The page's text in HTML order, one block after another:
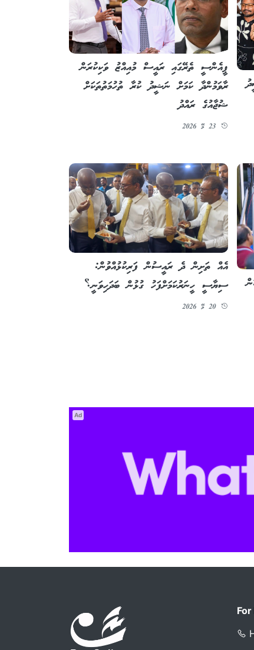
ޕީއެންސީ ތެރޭގައި ރައީސް މުއިއްޒު ވަކިކުރަން
ރާވަމުންދާ ކަމަށް ނަޝީދު ކުރާ ތުހުމަތުތަކަށް
ޝުޖާއުގެ ރައްދު
އެއް ތަށިން ދެ ރައީސުން ފަރިކުޅުއްވުން:
ސިޔާސީ ހީނަރުކަމަށްފަހު ގުޅުން ބަދަހިވަނީ؟
20 މޭ 2026
Ad